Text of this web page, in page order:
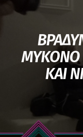
ΜΥΚΟΝΟ
ΚΑΙ